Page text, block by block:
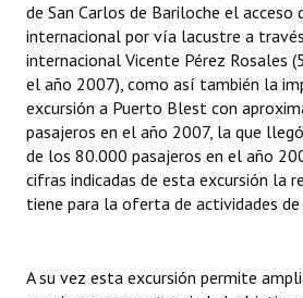
Declaraciones
Resoluciones
Resoluciones de Presidencia
INSTITUCIONAL
Antiguos Pobladores
Registros y Distinciones
de San Carlos de Bariloche el acceso
internacional por vía lacustre a
internacional Vicente Pérez Rosales
el año 2007), como así también la
excursión a Puerto Blest con
pasajeros en el año 2007, la que
de los 80.000 pasajeros en el año
cifras indicadas de esta excursión la
tiene para la oferta de actividades de
A su vez esta excursión permite